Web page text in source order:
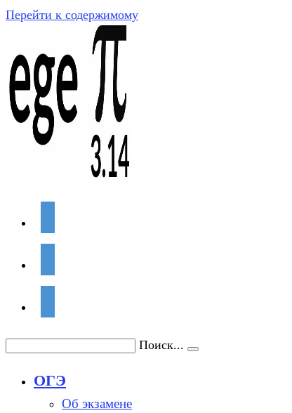
Перейти к содержимому
Поиск...
ОГЭ
Об экзамене